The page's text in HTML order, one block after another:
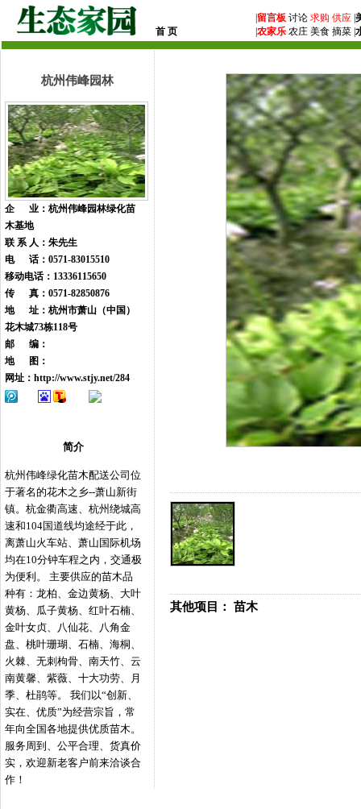
首 页
留言板 讨论 求购 供应
农家乐 农庄 美食 摘菜 |
杭州伟峰园林
企 业：杭州伟峰园林绿化苗
木基地
联 系 人：朱先生
电 话：0571-83015510
移动电话：13336115650
传 真：0571-82850876
地 址：杭州市萧山（中国）
花木城73栋118号
邮 编：
地 图：
网址： http://www.stjy.net/284
简介
杭州伟峰绿化苗木配送公司位
于著名的花木之乡--萧山新街
镇。杭金衢高速、杭州绕城高
速和104国道线均途经于此，
离萧山火车站、萧山国际机场
均在10分钟车程之内，交通极
为便利。 主要供应的苗木品
种有：龙柏、金边黄杨、大叶
黄杨、瓜子黄杨、红叶石楠、
金叶女贞、八仙花、八角金
盘、桃叶珊瑚、石楠、海桐、
火棘、无刺枸骨、南天竹、云
南黄馨、紫薇、十大功劳、月
季、杜鹃等。 我们以“创新、
实在、优质”为经营宗旨，常
年向全国各地提供优质苗木。
服务周到、公平合理、货真价
实，欢迎新老客户前来洽谈合
作！
其他项目： 苗木